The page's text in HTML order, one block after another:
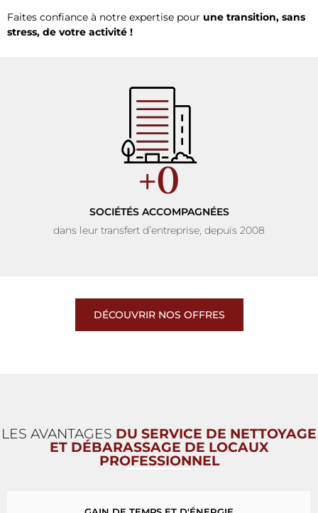
Faites confiance à notre expertise pour une transition, sans
stress, de votre activité !
SOCIÉTÉS ACCOMPAGNÉES
+0
dans leur transfert d’entreprise, depuis 2008
DÉCOUVRIR NOS OFFRES
LES AVANTAGES DU SERVICE DE NETTOYAGE
ET DÉBARASSAGE DE LOCAUX
PROFESSIONNEL